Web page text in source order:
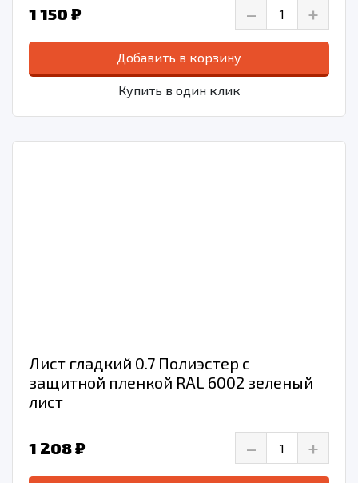
1 150 ₽ – +
Добавить в корзину
Купить в один клик
Лист гладкий 0.7 Полиэстер с
защитной пленкой RAL 6002 зеленый
лист
1 208 ₽ – +